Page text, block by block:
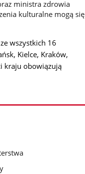
ministra zdrowia
kulturalne mogą się
wszystkich 16
Kielce, Kraków,
kraju obowiązują